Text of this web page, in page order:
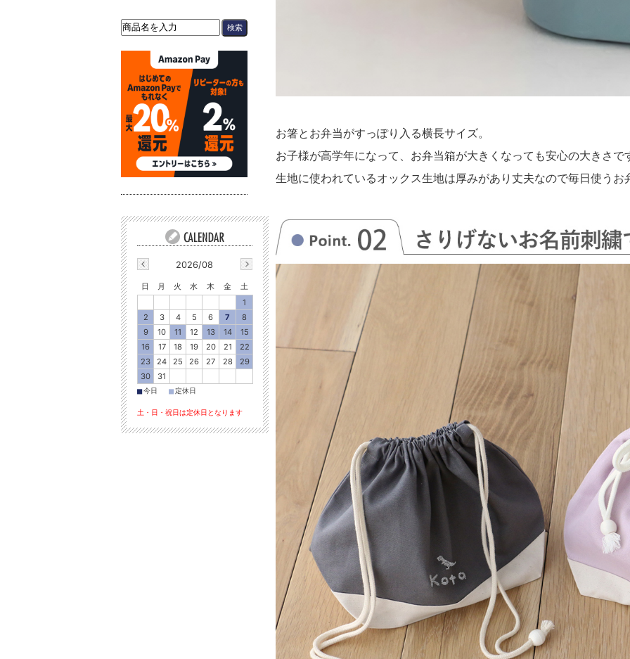
お箸とお弁当がすっぽり入る横長サイズ。
お子様が高学年になって、お弁当箱が大きくなっても安心の大きさで
生地に使われているオックス生地は厚みがあり丈夫なので毎日使うお
2026/08
日 月 火 水 木 金
土
1
2
3 4 5 6 7
8
9
10 11 12 13 14
15
16
17 18 19 20 21
22
23
24 25 26 27 28
29
30
31
■今日 ■定休日
土・日・祝日は定休日となります